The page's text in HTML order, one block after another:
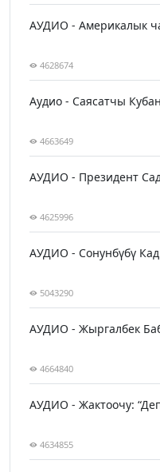
АУДИО - Америкалык
4628674
Аудио - Саясатчы
4663649
АУДИО - Президент
4625996
АУДИО - Сонунбүбү
5043290
АУДИО - Жыргалбек
4664840
АУДИО - Жактоочу:
4634855